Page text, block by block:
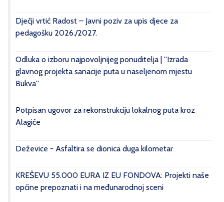
Dječji vrtić Radost – Javni poziv za upis djece za
pedagošku 2026./2027.
Odluka o izboru najpovoljnijeg ponuditelja | ''Izrada
glavnog projekta sanacije puta u naseljenom mjestu
Bukva''
Potpisan ugovor za rekonstrukciju lokalnog puta kroz
Alagiće
Deževice - Asfaltira se dionica duga kilometar
KREŠEVU 55.000 EURA IZ EU FONDOVA: Projekti naše
općine prepoznati i na međunarodnoj sceni